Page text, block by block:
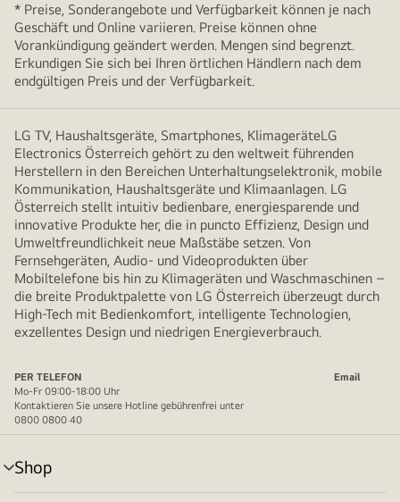
* Preise, Sonderangebote und Verfügbarkeit können je nach
Geschäft und Online variieren. Preise können ohne
Vorankündigung geändert werden. Mengen sind begrenzt.
Erkundigen Sie sich bei Ihren örtlichen Händlern nach dem
endgültigen Preis und der Verfügbarkeit.
LG TV, Haushaltsgeräte, Smartphones, KlimageräteLG
Electronics Österreich gehört zu den weltweit führenden
Herstellern in den Bereichen Unterhaltungselektronik, mobile
Kommunikation, Haushaltsgeräte und Klimaanlagen. LG
Österreich stellt intuitiv bedienbare, energiesparende und
innovative Produkte her, die in puncto Effizienz, Design und
Umweltfreundlichkeit neue Maßstäbe setzen. Von
Fernsehgeräten, Audio- und Videoprodukten über
Mobiltelefone bis hin zu Klimageräten und Waschmaschinen –
die breite Produktpalette von LG Österreich überzeugt durch
High-Tech mit Bedienkomfort, intelligente Technologien,
exzellentes Design und niedrigen Energieverbrauch.
PER TELEFON
Email
Mo-Fr 09:00-18:00 Uhr
Kontaktieren Sie unsere Hotline gebührenfrei unter
0800 0800 40
Shop
Menü
umschalten